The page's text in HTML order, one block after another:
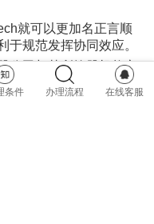
就可以更加名正言顺
于规范发挥协同效应。
公司与其所控股机构之
以共享客户信息、销售
营后台、营业场所等资
条件 办理流程 在线客服